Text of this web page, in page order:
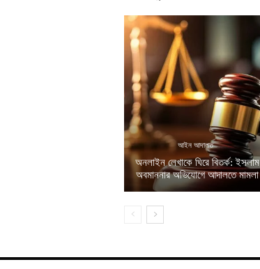
আইন আদালত
অনলাইন লেখাকে ঘিরে বিতর্ক: ইসলাম
অবমাননার অভিযোগে আদালতে মামলা